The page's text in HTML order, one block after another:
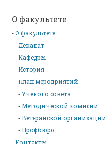
О факультете
О факультете
Деканат
Кафедры
История
План мероприятий
Ученого совета
Методической комисии
Ветеранской организации
Профбюро
Контакты